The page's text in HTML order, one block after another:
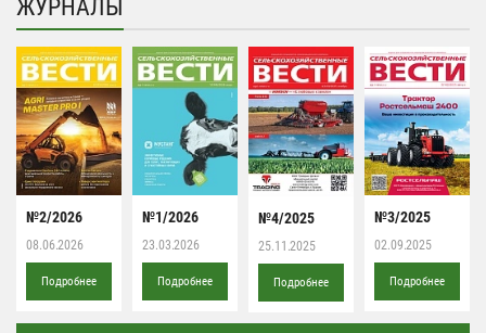
ЖУРНАЛЫ
№2/2026
08.06.2026
Подробнее
№1/2026
23.03.2026
Подробнее
№4/2025
25.11.2025
Подробнее
№3/2025
02.09.2025
Подробнее